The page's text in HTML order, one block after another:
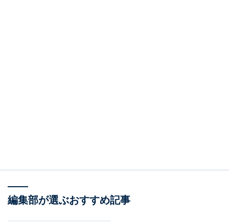
編集部が選ぶおすすめ記事